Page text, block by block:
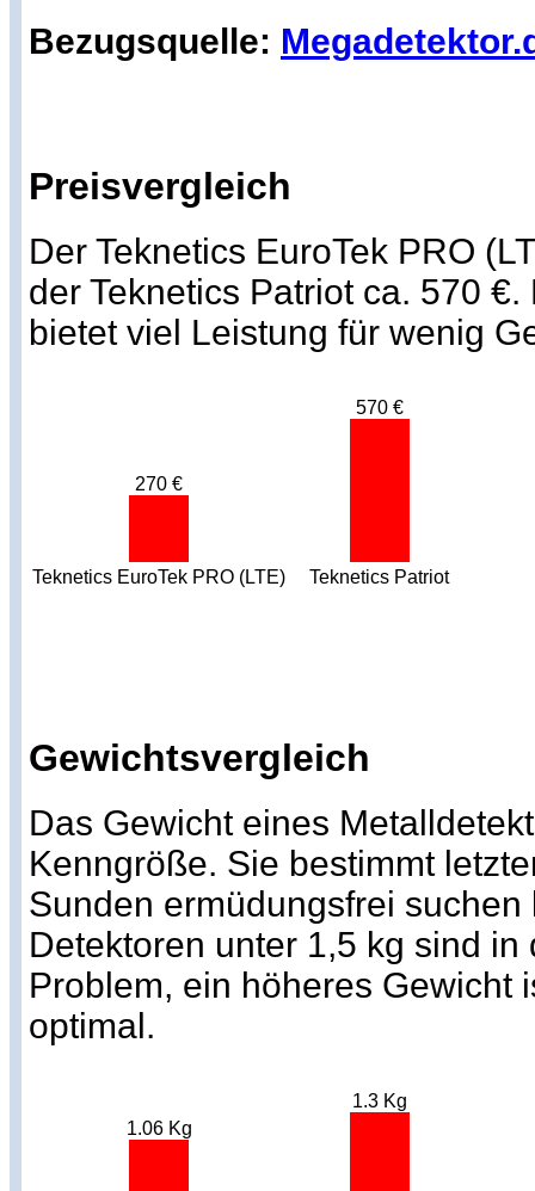
Bezugsquelle:
Preisvergleich
Der Teknetics EuroTek PRO
der Teknetics Patriot ca. 570 €.
bietet viel Leistung für wenig
270 €
570 €
Teknetics EuroTek PRO (LTE) Teknetics Patriot
Gewichtsvergleich
Das Gewicht eines
Kenngröße. Sie bestimmt
Sunden ermüdungsfrei suchen
Detektoren unter 1,5 kg sind in
Problem, ein höheres Gewicht
optimal.
1.06 Kg
1.3 Kg